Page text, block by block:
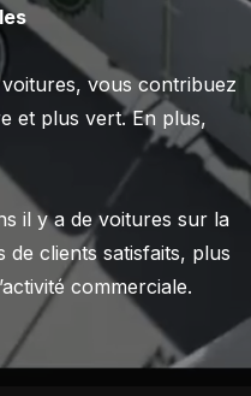
vous contribuez
et plus vert. En plus,
il y a de voitures sur la
de clients satisfaits, plus
commerciale.